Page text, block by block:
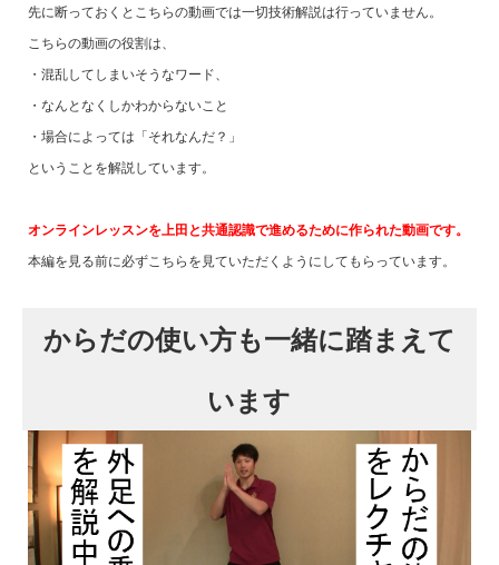
先に断っておくとこちらの動画では一切技術解説は行っていません。
こちらの動画の役割は、
・混乱してしまいそうなワード、
・なんとなくしかわからないこと
・場合によっては「それなんだ？」
ということを解説しています。
オンラインレッスンを上田と共通認識で進めるために作られた動画です。
本編を見る前に必ずこちらを見ていただくようにしてもらっています。
からだの使い方も一緒に踏まえて
います